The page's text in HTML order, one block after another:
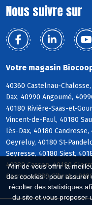
Afin de vous offrir la
des cookies : pour
récolter des statistiques
du site et vous proposer
Nous suivre sur
Votre magasin
40360 Castelnau-
Dax, 40990 Angoumé,
40180 Rivière-Saas-et-
Vincent-de-Paul, 40180
lès-Dax, 40180
Oeyreluy, 40180 St-
Seyresse, 40180 Siest,
40380 Cassen, 40180
Garrey, 40380 Gibret,